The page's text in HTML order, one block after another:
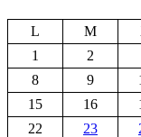
L
M
1
2
8
9
15
16
22
23